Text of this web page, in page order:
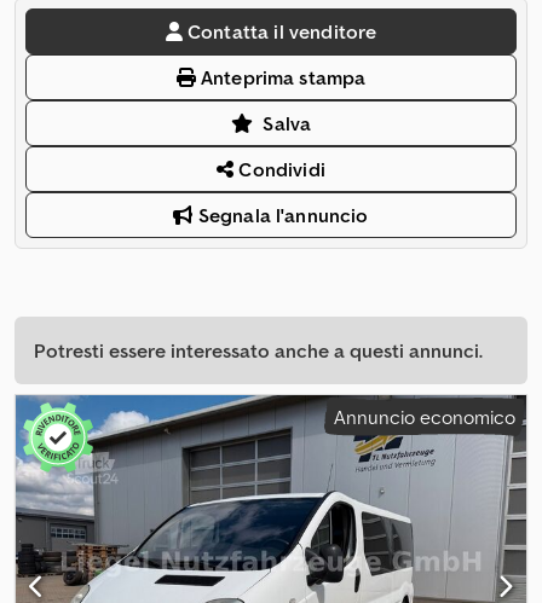
Contatta il venditore
Anteprima stampa
Salva
Condividi
Segnala l'annuncio
Potresti essere interessato anche a questi annunci.
Annuncio economico